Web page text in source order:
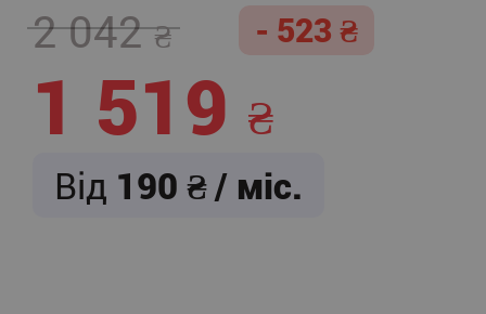
2 042 - 523
1 519
Від 190 / міс.